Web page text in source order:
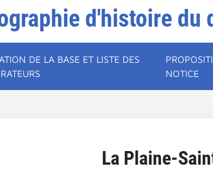
d'histoire du
DE LA BASE ET LISTE DES
NOTICE
La Plaine-